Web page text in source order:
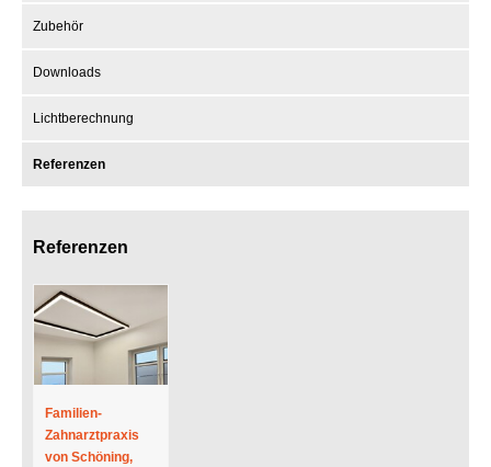
Zubehör
Downloads
Lichtberechnung
Referenzen
Referenzen
Familien-
Zahnarztpraxis
von Schöning,